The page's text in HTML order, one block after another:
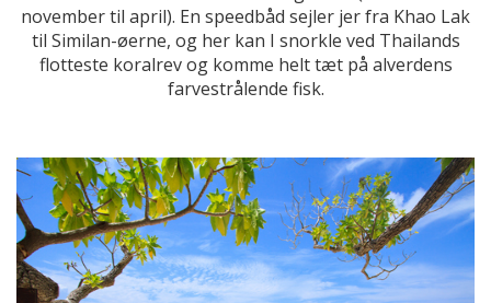
november til april). En speedbåd sejler jer fra Khao Lak
til Similan-øerne, og her kan I snorkle ved Thailands
flotteste koralrev og komme helt tæt på alverdens
farvestrålende fisk.